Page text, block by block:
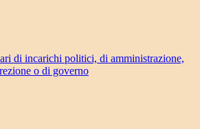
di incarichi politici, di amministrazione,
o di governo